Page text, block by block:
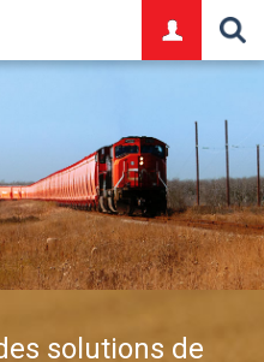
solutions de